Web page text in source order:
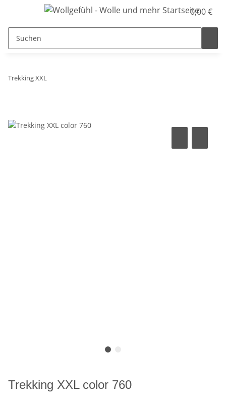
0,00 €
Trekking XXL
Trekking XXL color 760